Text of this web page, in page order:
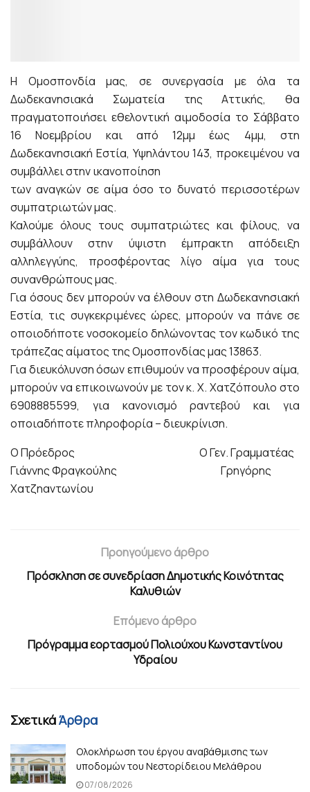
Η Ομοσπονδία μας, σε συνεργασία με όλα τα
Δωδεκανησιακά Σωματεία της Αττικής, θα
πραγματοποιήσει εθελοντική αιμοδοσία το Σάββατο
16 Νοεμβρίου και από 12μμ έως 4μμ, στη
Δωδεκανησιακή Εστία, Υψηλάντου 143, προκειμένου να
συμβάλλει στην ικανοποίηση
των αναγκών σε αίμα όσο το δυνατό περισσοτέρων
συμπατριωτών μας.
Καλούμε όλους τους συμπατριώτες και φίλους, να
συμβάλλουν στην ύψιστη έμπρακτη απόδειξη
αλληλεγγύης, προσφέροντας λίγο αίμα για τους
συνανθρώπους μας.
Για όσους δεν μπορούν να έλθουν στη Δωδεκανησιακή
Εστία, τις συγκεκριμένες ώρες, μπορούν να πάνε σε
οποιοδήποτε νοσοκομείο δηλώνοντας τον κωδικό της
τράπεζας αίματος της Ομοσπονδίας μας 13863.
Για διευκόλυνση όσων επιθυμούν να προσφέρουν αίμα,
μπορούν να επικοινωνούν με τον κ. Χ. Χατζόπουλο στο
6908885599, για κανονισμό ραντεβού και για
οποιαδήποτε πληροφορία – διευκρίνιση.
Ο Πρόεδρος Ο Γεν. Γραμματέας
Γιάννης Φραγκούλης Γρηγόρης
Χατζηαντωνίου
Προηγούμενο άρθρο
Πρόσκληση σε συνεδρίαση Δημοτικής Κοινότητας
Καλυθιών
Επόμενο άρθρο
Πρόγραμμα εορτασμού Πολιούχου Κωνσταντίνου
Υδραίου
ΣχετικάΆρθρα
Ολοκλήρωση του έργου αναβάθμισης των
υποδομών του Νεστορίδειου Μελάθρου
07/08/2026